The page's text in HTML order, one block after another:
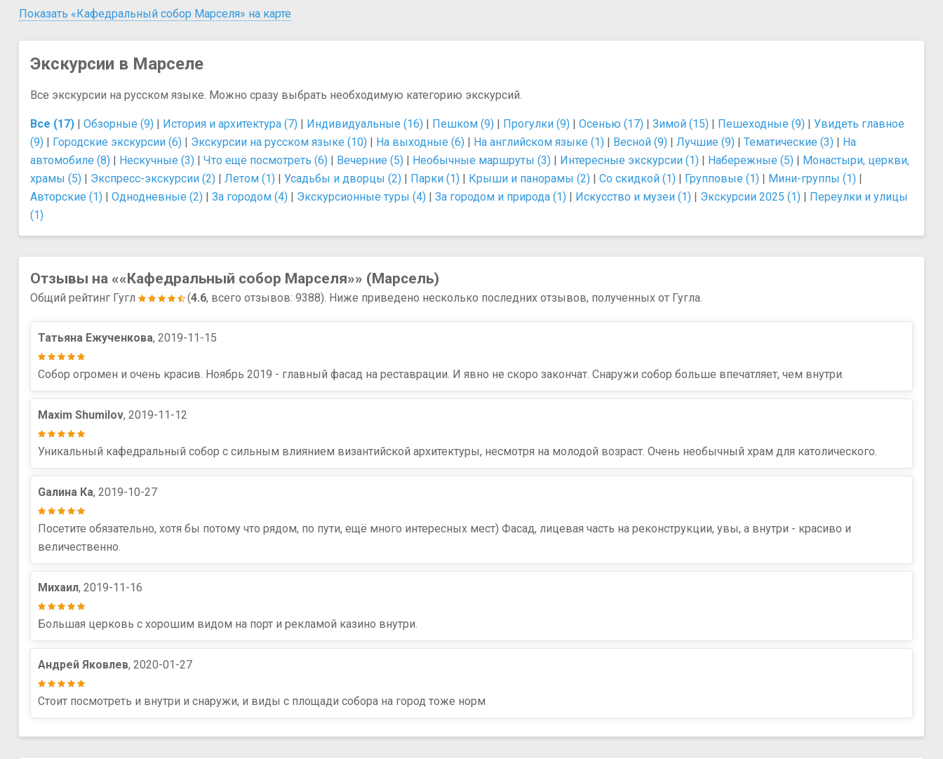
Показать «Кафедральный собор Марселя» на карте
Экскурсии в Марселе
Все экскурсии на русском языке. Можно сразу выбрать необходимую категорию экскурсий.
Все (17) Обзорные (9) История и архитектура (7) Индивидуальные (16) Пешком (9) Прогулки (9) Осенью (17) Зимой (15) Пешеходные (9)
Увидеть главное
(9)
Городские экскурсии (6) Экскурсии на русском языке (10) На выходные (6) На английском языке (1) Весной (9) Лучшие (9) Тематические (3)
На
автомобиле (8)
Нескучные (3) Что ещё посмотреть (6) Вечерние (5) Необычные маршруты (3) Интересные экскурсии (1) Набережные (5)
Монастыри, церкви,
храмы (5)
Экспресс-экскурсии (2) Летом (1) Усадьбы и дворцы (2) Парки (1) Крыши и панорамы (2) Со скидкой (1) Групповые (1) Мини-группы (1)
Авторские (1)
Однодневные (2) За городом (4) Экскурсионные туры (4) За городом и природа (1) Искусство и музеи (1) Экскурсии 2025 (1)
Переулки и улицы
(1)
Отзывы на ««Кафедральный собор Марселя»» (Марсель)
Общий рейтинг Гугл (4.6, всего отзывов: 9388). Ниже приведено несколько последних отзывов, полученных от Гугла.
Татьяна Ежученкова, 2019-11-15
Собор огромен и очень красив. Ноябрь 2019 - главный фасад на реставрации. И явно не скоро закончат. Снаружи собор больше впечатляет, чем внутри.
Maxim Shumilov, 2019-11-12
Уникальный кафедральный собор с сильным влиянием византийской архитектуры, несмотря на молодой возраст. Очень необычный храм для католического.
Gaлина Ка, 2019-10-27
Посетите обязательно, хотя бы потому что рядом, по пути, ещё много интересных мест) Фасад, лицевая часть на реконструкции, увы, а внутри - красиво и
величественно.
Михаил, 2019-11-16
Большая церковь с хорошим видом на порт и рекламой казино внутри.
Андрей Яковлев, 2020-01-27
Стоит посмотреть и внутри и снаружи, и виды с площади собора на город тоже норм